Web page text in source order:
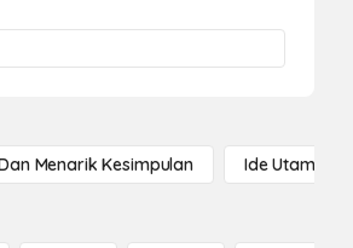
Menarik Kesimpulan Ide Utama